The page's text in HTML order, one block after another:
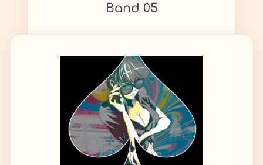
Band 05
Bildergalerie überspringen